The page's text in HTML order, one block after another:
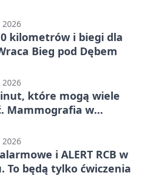
kilometrów i biegi dla
Bieg pod Dębem
które mogą wiele
Mammografia w
i ALERT RCB w
To będą tylko ćwiczenia